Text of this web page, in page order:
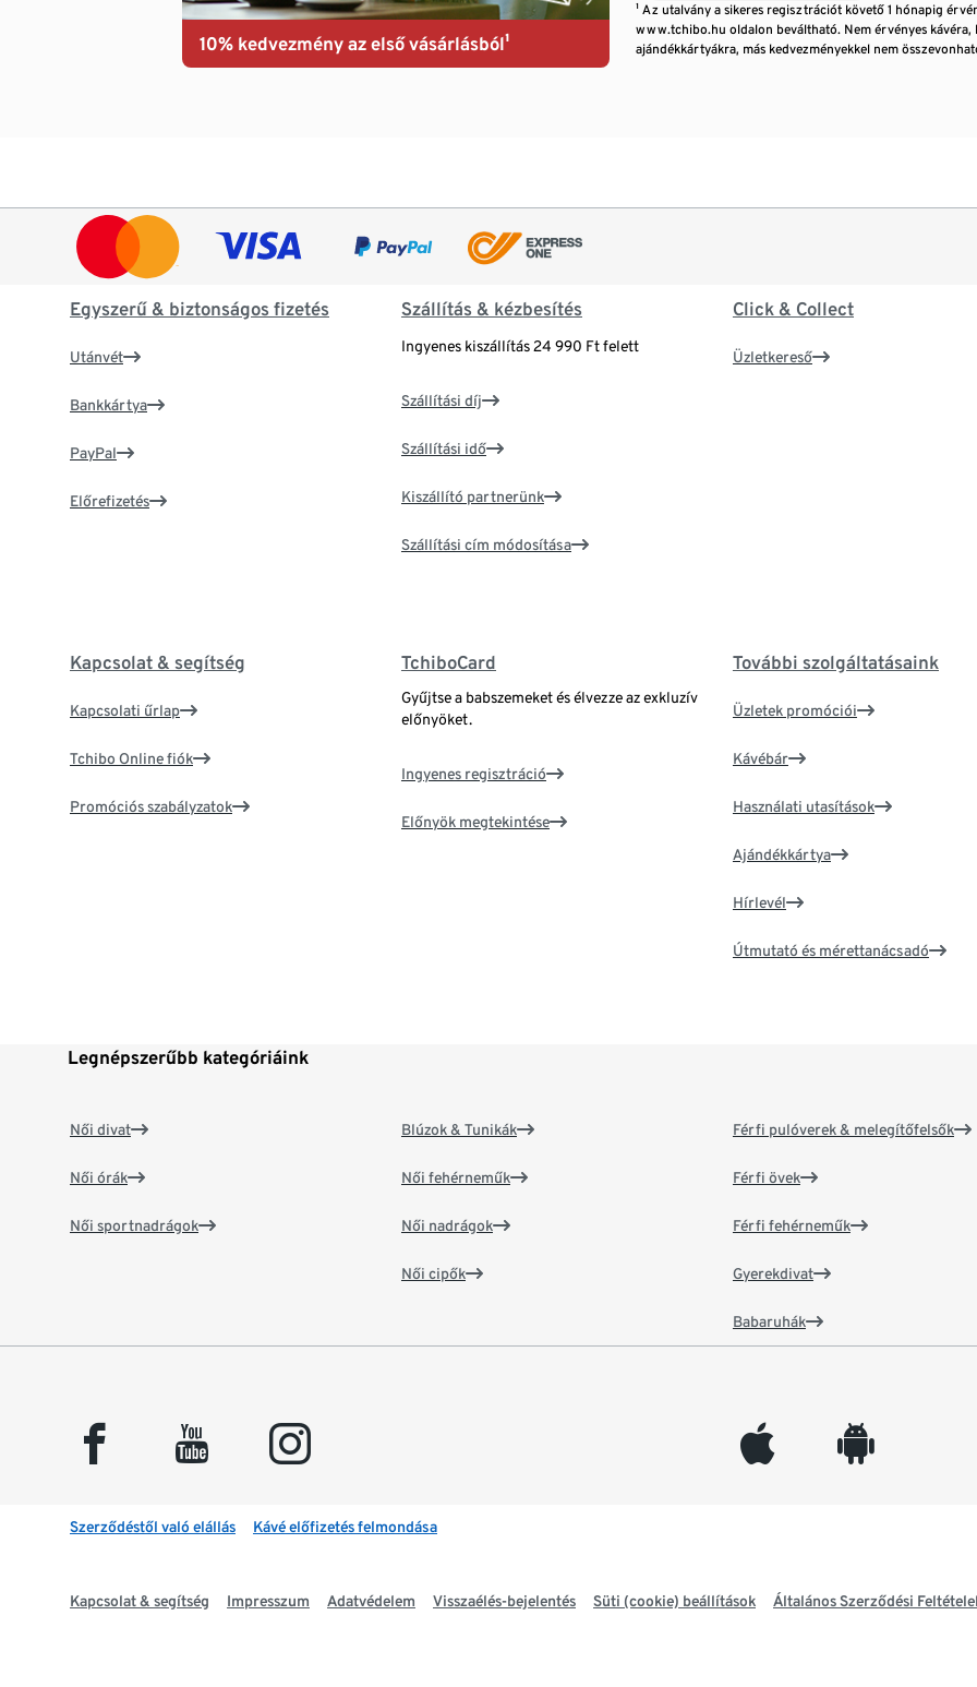
10% kedvezmény az első vásárlásból¹
¹ Az utalvány a sikeres regisztrációt követő 1 hónapig
www.tchibo.hu oldalon beváltható. Nem érvényes kávéra,
ajándékkártyákra, más kedvezményekkel nem
Egyszerű & biztonságos fizetés
Utánvét
Bankkártya
PayPal
Előrefizetés
Szállítás & kézbesítés
Ingyenes kiszállítás 24 990 Ft felett
Szállítási díj
Szállítási idő
Kiszállító partnerünk
Szállítási cím módosítása
Click & Collect
Üzletkereső
Kapcsolat & segítség
Kapcsolati űrlap
Tchibo Online fiók
Promóciós szabályzatok
TchiboCard
Gyűjtse a babszemeket és élvezze az exkluzív
előnyöket.
Ingyenes regisztráció
Előnyök megtekintése
További szolgáltatásaink
Üzletek promóciói
Kávébár
Használati utasítások
Ajándékkártya
Hírlevél
Útmutató és mérettanácsadó
Legnépszerűbb kategóriáink
Női divat
Női órák
Női sportnadrágok
Blúzok & Tunikák
Női fehérneműk
Női nadrágok
Női cipők
Férfi pulóverek & melegítőfelsők
Férfi övek
Férfi fehérneműk
Gyerekdivat
Babaruhák
facebook youtube instagram appleinc android
Szerződéstől való elállás Kávé előfizetés felmondása
Kapcsolat & segítség Impresszum Adatvédelem Visszaélés-bejelentés Süti (cookie) beállítások Általános Szerződési